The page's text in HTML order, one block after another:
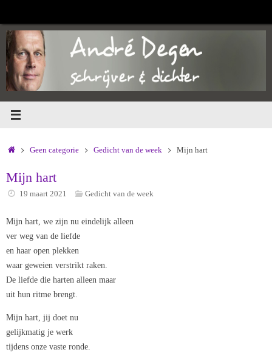
de
inhoud
HomeGeen categorie Gedicht van de week Mijn hart
Mijn hart
19 maart 2021 Gedicht van de week
Mijn hart, we zijn nu eindelijk alleen
ver weg van de liefde
en haar open plekken
waar geweien verstrikt raken.
De liefde die harten alleen maar
uit hun ritme brengt.
Mijn hart, jij doet nu
gelijkmatig je werk
tijdens onze vaste ronde.